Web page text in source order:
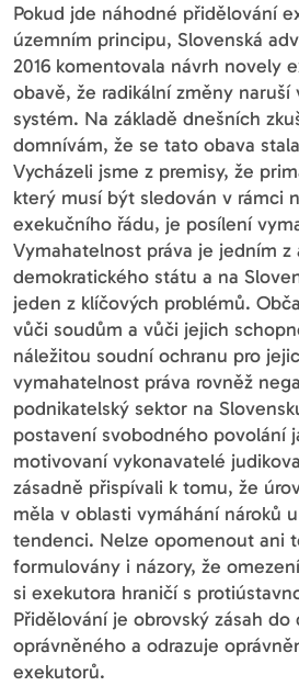
Pokud jde náhodné přidělování
územním principu, Slovenská
2016 komentovala návrh novely
obavě, že radikální změny
systém. Na základě dnešních
domnívám, že se tato obava
Vycházeli jsme z premisy, že
který musí být sledován v rámci
exekučního řádu, je posílení
Vymahatelnost práva je jedním z
demokratického státu a na
jeden z klíčových problémů.
vůči soudům a vůči jejich
náležitou soudní ochranu pro
vymahatelnost práva rovněž
podnikatelský sektor na
postavení svobodného povolání
motivovaní vykonavatelé
zásadně přispívali k tomu, že
měla v oblasti vymáhání nároků
tendenci. Nelze opomenout ani
formulovány i názory, že
si exekutora hraničí s
Přidělování je obrovský zásah
oprávněného a odrazuje
exekutorů.